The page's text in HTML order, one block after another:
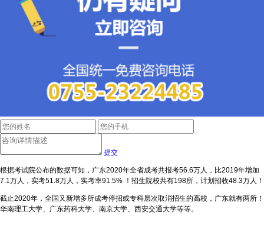
提交
根据考试院公布的数据可知，广东2020年全省成考共报考56.6万人，比2019年增加
7.1万人，实考51.8万人，实考率91.5% ！招生院校共有198所，计划招收48.3万人！
截止2020年，全国又新增多所成考停招或专科层次取消招生的高校，广东就有两所！
华南理工大学、广东药科大学、南京大学、西安交通大学等等。